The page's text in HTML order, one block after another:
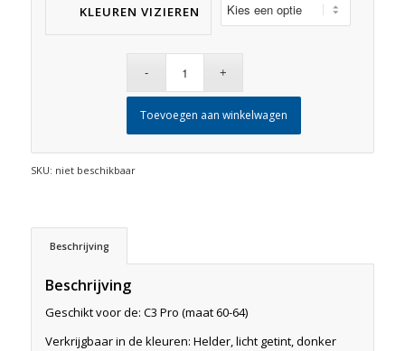
KLEUREN VIZIEREN
Toevoegen aan winkelwagen
SKU: niet beschikbaar
Beschrijving
Beschrijving
Geschikt voor de: C3 Pro (maat 60-64)
Verkrijgbaar in de kleuren: Helder, licht getint, donker